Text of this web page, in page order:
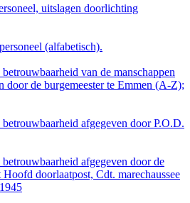
uitslagen doorlichting
(alfabetisch).
van de manschappen
door de burgemeester te Emmen (A-Z);
afgegeven door P.O.D.
afgegeven door de
doorlaatpost, Cdt. marechaussee